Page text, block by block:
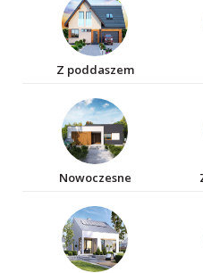
Z poddaszem
Nowoczesne